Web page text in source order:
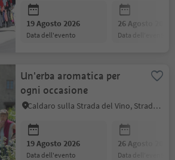
19 Agosto 2026
data dell'evento
26 Agosto 2026
data dell'evento
Un'erba aromatica per
ogni occasione
Caldaro sulla Strada del Vino, Strada del Vino
19 Agosto 2026
data dell'evento
26 Agosto 2026
data dell'evento